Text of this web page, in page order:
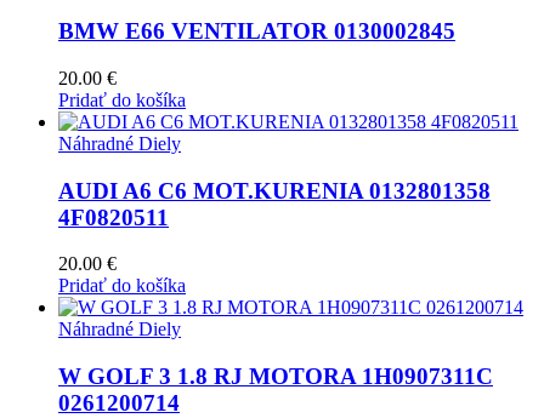
BMW E66 VENTILATOR 0130002845
20.00 €
Pridať do košíka
Náhradné Diely
AUDI A6 C6 MOT.KURENIA 0132801358
4F0820511
20.00 €
Pridať do košíka
Náhradné Diely
W GOLF 3 1.8 RJ MOTORA 1H0907311C
0261200714